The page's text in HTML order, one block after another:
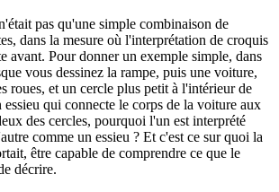
pas qu'une simple combinaison de
dans la mesure où l'interprétation de croquis
avant. Pour donner un exemple simple, dans
vous dessinez la rampe, puis une voiture,
roues, et un cercle plus petit à l'intérieur de
essieu qui connecte le corps de la voiture aux
des cercles, pourquoi l'un est interprété
comme un essieu ? Et c'est ce sur quoi la
être capable de comprendre ce que le
décrire.